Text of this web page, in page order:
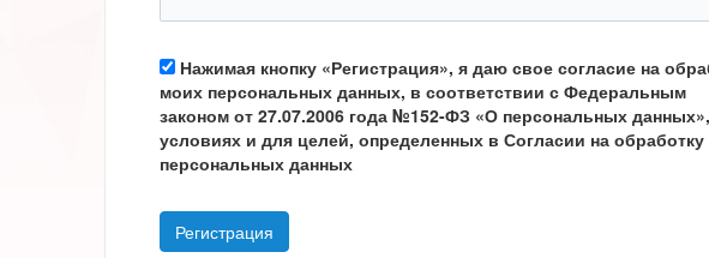
Нажимая кнопку «Регистрация», я даю свое согласие на
моих персональных данных, в соответствии с Федеральным
законом от 27.07.2006 года №152-ФЗ «О персональных
условиях и для целей, определенных в Согласии на обработку
персональных данных